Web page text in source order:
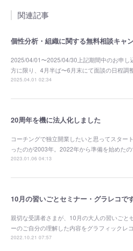
関連記事
2025/04/01〜2025/04/30上記期間中のお申し
方に限り、4月半ば〜6月末にて面談の日程調
2025.04.01 02:34
20周年を機に法人化しました
コーチングで独立開業したいと思ってスター
ったのが2003年。2022年から準備を始めたの
2023.01.06 04:13
10月の習いごとセミナー・グラレコで
親切な受講者さまが、10月の大人の習いごと
ーのご自分の理解した内容をグラフィックレ
2022.10.21 07:57